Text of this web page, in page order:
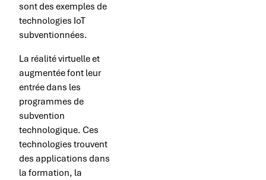
sont des exemples de
technologies IoT
subventionnées.
La réalité virtuelle et
augmentée font leur
entrée dans les
programmes de
subvention
technologique. Ces
technologies trouvent
des applications dans
la formation, la